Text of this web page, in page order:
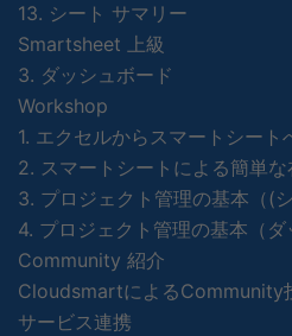
13. シート サマリー
Smartsheet 上級
3. ダッシュボード
Workshop
1. エクセルからスマートシート
2. スマートシートによる簡単な
3. プロジェクト管理の基本（(シ
4. プロジェクト管理の基本（ダ
Community 紹介
CloudsmartによるCommunity
サービス連携